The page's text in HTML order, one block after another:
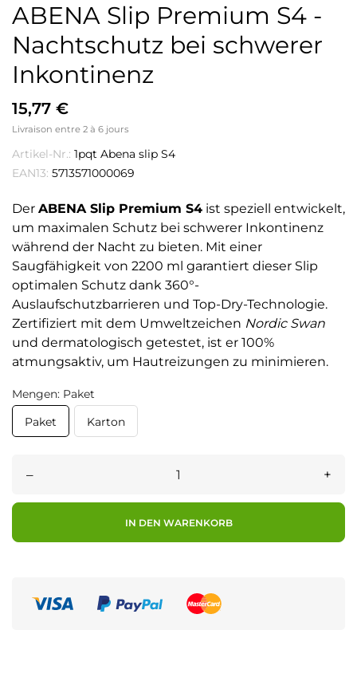
ABENA Slip Premium S4 -
Nachtschutz bei schwerer
Inkontinenz
15,77 €
Livraison entre 2 à 6 jours
Artikel-Nr.: 1pqt Abena slip S4
EAN13: 5713571000069
Der ABENA Slip Premium S4 ist speziell entwickelt,
um maximalen Schutz bei schwerer Inkontinenz
während der Nacht zu bieten. Mit einer
Saugfähigkeit von 2200 ml garantiert dieser Slip
optimalen Schutz dank 360°-
Auslaufschutzbarrieren und Top-Dry-Technologie.
Zertifiziert mit dem Umweltzeichen Nordic Swan
und dermatologisch getestet, ist er 100%
atmungsaktiv, um Hautreizungen zu minimieren.
Mengen: Paket
Paket
Karton
– +
IN DEN WARENKORB